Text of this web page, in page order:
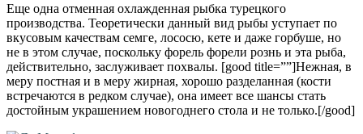
Еще одна отменная охлажденная рыбка турецкого
производства. Теоретически данный вид рыбы уступает по
вкусовым качествам семге, лососю, кете и даже горбуше, но
не в этом случае, поскольку форель форели рознь и эта рыба,
действительно, заслуживает похвалы. [good title=””]Нежная, в
меру постная и в меру жирная, хорошо разделанная (кости
встречаются в редком случае), она имеет все шансы стать
достойным украшением новогоднего стола и не только.[/good]